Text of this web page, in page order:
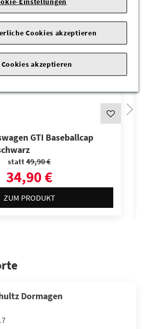
%
GTI Baseballcap
statt49,90 €
34,90 €
ZUM PRODUKT
Dormagen
Cookies akzeptieren
akzeptieren